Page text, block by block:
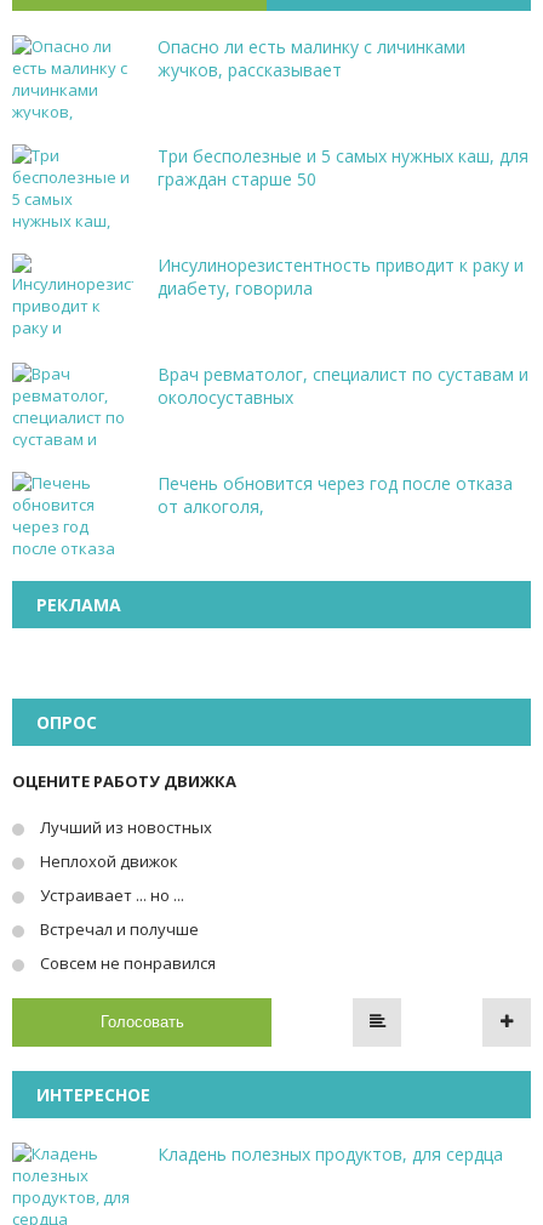
Опасно ли есть малинку с личинками
жучков, рассказывает
Три бесполезные и 5 самых нужных каш, для
граждан старше 50
Инсулинорезистентность приводит к раку и
диабету, говорила
Врач ревматолог, специалист по суставам и
околосуставных
Печень обновится через год после отказа
от алкоголя,
РЕКЛАМА
ОПРОС
ОЦЕНИТЕ РАБОТУ ДВИЖКА
Лучший из новостных
Неплохой движок
Устраивает ... но ...
Встречал и получше
Совсем не понравился
Голосовать
ИНТЕРЕСНОЕ
Кладень полезных продуктов, для сердца